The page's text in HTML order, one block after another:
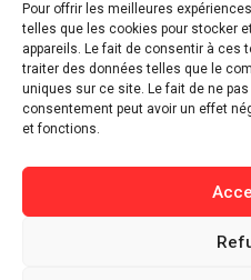
Pour offrir les meilleures
telles que les cookies pour stocker
appareils. Le fait de consentir à ces
traiter des données telles que le
uniques sur ce site. Le fait de ne
consentement peut avoir un effet
et fonctions.
Économie & Business
⁠Culture & Divertissement
⁠Tech & Innovation
Sport
Buzz / Insolite
Informations